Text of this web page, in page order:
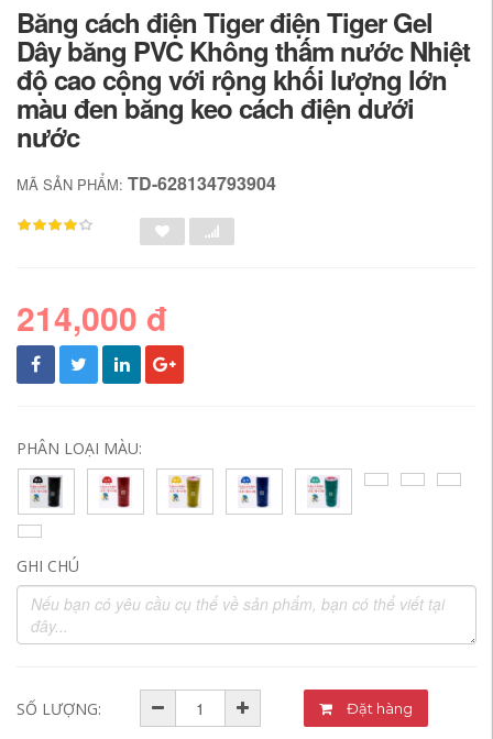
Băng cách điện Tiger điện Tiger Gel
Dây băng PVC Không thấm nước Nhiệt
độ cao cộng với rộng khối lượng lớn
màu đen băng keo cách điện dưới
nước
MÃ SẢN PHẨM: TD-628134793904
214,000 đ
PHÂN LOẠI MÀU:
GHI CHÚ
SỐ LƯỢNG: Đặt hàng